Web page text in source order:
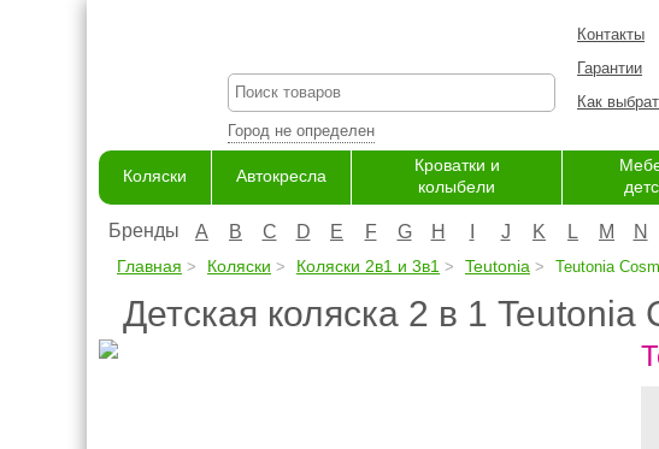
Город не определен
Контакты
Гарантии
Как
Коляски Автокресла
Кроватки и
колыбели
Бренды A B C D E F G H J K L M N
Главная Коляски Коляски 2в1 и 3в1 Teutonia Teutonia
Детская коляска 2 в 1 Teutonia